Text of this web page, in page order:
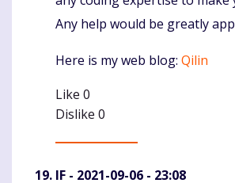
Any help would be greatly
Here is my web blog: Qilin
Like 0
Dislike 0
IF - 2021-09-06 - 23:08